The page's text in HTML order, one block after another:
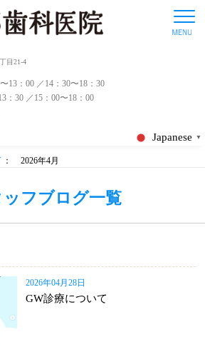
目21-4
13：00 ／14：30〜18：30
：30 ／15：00〜18：00
Japanese ▼
： 2026年4月
ッフブログ一覧
2026年04月28日
GW診療について